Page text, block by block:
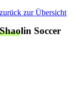
Zum
springen
zurück zur Übersicht
Shaolin Soccer